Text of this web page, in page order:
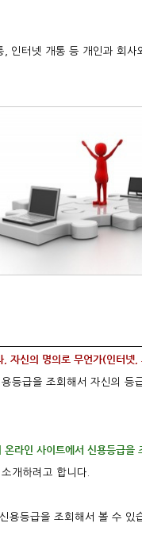
인터넷 개통 등 개인과 회
자신의 명의로 무언가(인터넷
등급을 조회해서 자신의
온라인 사이트에서 신용등급을
소개하려고 합니다.
용등급을 조회해서 볼 수